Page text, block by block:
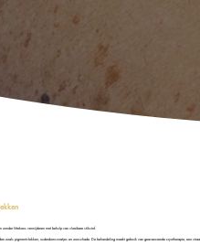
littekens verwijderen met behulp van vloeibare stikstof.
zoals pigmentvlekken, ouderdomswratjes en zonschade. De behandeling maakt gebruik van geavanceerde cryotherapie, een